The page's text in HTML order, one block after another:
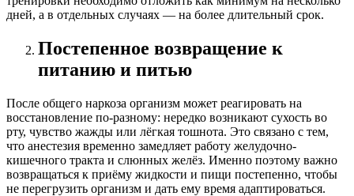
дней, а в отдельных случаях — на более длительный срок.
Постепенное возвращение к
питанию и питью
После общего наркоза организм может реагировать на
восстановление по-разному: нередко возникают сухость во
рту, чувство жажды или лёгкая тошнота. Это связано с тем,
что анестезия временно замедляет работу желудочно-
кишечного тракта и слюнных желёз. Именно поэтому важно
возвращаться к приёму жидкости и пищи постепенно, чтобы
не перегрузить организм и дать ему время адаптироваться.